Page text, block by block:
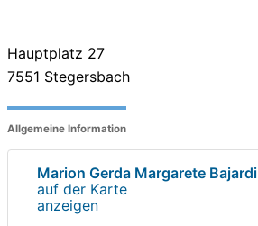
Hauptplatz 27
7551 Stegersbach
Allgemeine Information
Marion Gerda Margarete Bajardi
auf der Karte
anzeigen